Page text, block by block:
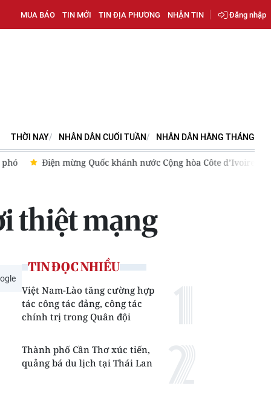
MUA BÁO TIN MỚI TIN ĐỊA PHƯƠNG NHẬN TIN Đăng nhập
THỜI NAY NHÂN DÂN CUỐI TUẦN NHÂN DÂN HẰNG THÁNG
phó Điện mừng Quốc khánh nước Cộng hòa Côte d’Ivoire
thiệt mạng
TIN ĐỌC NHIỀU
Việt Nam-Lào tăng cường hợp
tác công tác đảng, công tác
chính trị trong Quân đội
Thành phố Cần Thơ xúc tiến,
quảng bá du lịch tại Thái Lan